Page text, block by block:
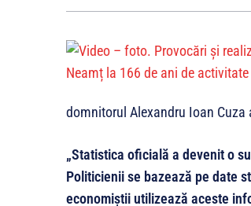
domnitorul Alexandru Ioan
„Statistica oficială a devenit o
Politicienii se bazează pe date
economiștii utilizează aceste